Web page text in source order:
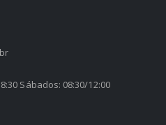
Sábados: 08:30/12:00